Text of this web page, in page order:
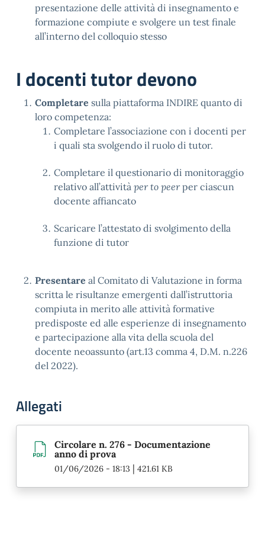
presentazione delle attività di insegnamento e
formazione compiute e svolgere un test finale
all’interno del colloquio stesso
I docenti tutor devono
Completare sulla piattaforma INDIRE quanto di
loro competenza:
Completare l’associazione con i docenti per
i quali sta svolgendo il ruolo di tutor.
Completare il questionario di monitoraggio
relativo all’attività per to peerper ciascun
docente affiancato
Scaricare l’attestato di svolgimento della
funzione di tutor
Presentare al Comitato di Valutazione in forma
scritta le risultanze emergenti dall’istruttoria
compiuta in merito alle attività formative
predisposte ed alle esperienze di insegnamento
e partecipazione alla vita della scuola del
docente neoassunto (art.13 comma 4, D.M. n.226
del 2022).
Allegati
Circolare n. 276 - Documentazione
anno di prova
01/06/2026 - 18:13 | 421.61 KB